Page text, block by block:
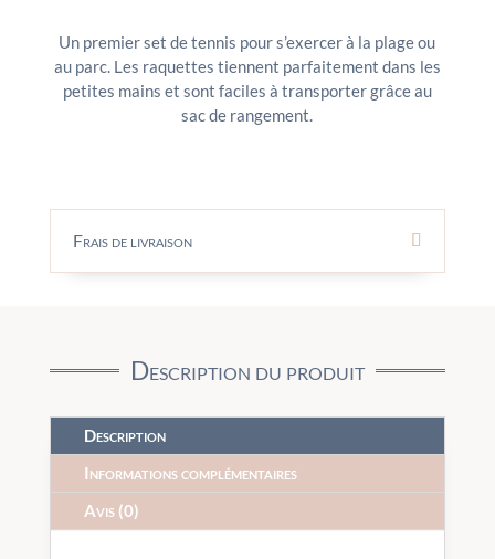
Un premier set de tennis pour s’exercer à la plage ou
au parc. Les raquettes tiennent parfaitement dans les
petites mains et sont faciles à transporter grâce au
sac de rangement.
Frais de livraison
Description du produit
Description
Informations complémentaires
Avis (0)